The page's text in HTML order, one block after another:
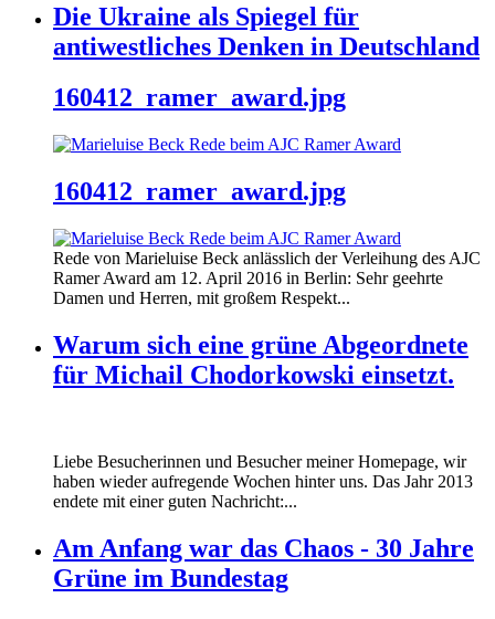
Die Ukraine als Spiegel für
antiwestliches Denken in Deutschland
160412_ramer_award.jpg
160412_ramer_award.jpg
Rede von Marieluise Beck anlässlich der Verleihung des AJC
Ramer Award am 12. April 2016 in Berlin: Sehr geehrte
Damen und Herren, mit großem Respekt...
Warum sich eine grüne Abgeordnete
für Michail Chodorkowski einsetzt.
Liebe Besucherinnen und Besucher meiner Homepage, wir
haben wieder aufregende Wochen hinter uns. Das Jahr 2013
endete mit einer guten Nachricht:...
Am Anfang war das Chaos - 30 Jahre
Grüne im Bundestag